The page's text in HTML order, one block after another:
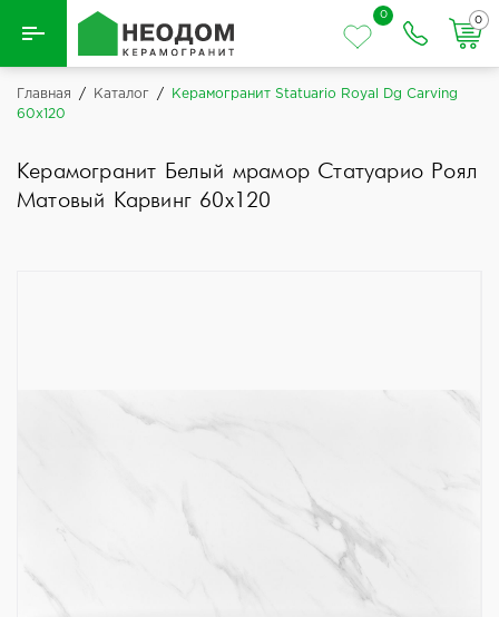
Назад
0
0
Главная / Каталог /
Керамогранит Statuario Royal Dg Carving
60x120
Керамогранит Белый мрамор Статуарио Роял
Матовый Карвинг 60x120